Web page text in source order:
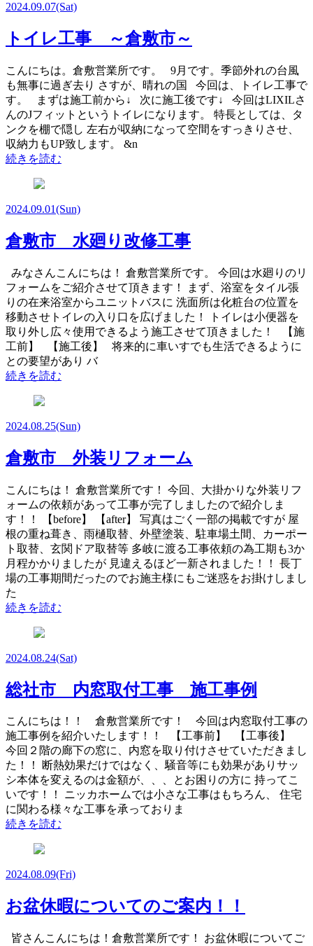
2024.09.07(Sat)
トイレ工事 ～倉敷市～
こんにちは。倉敷営業所です。 9月です。季節外れの台風
も無事に過ぎ去り さすが、晴れの国 今回は、トイレ工事で
す。 まずは施工前から↓ 次に施工後です↓ 今回はLIXILさ
んのJフィットというトイレになります。 特長としては、タ
ンクを棚で隠し 左右が収納になって空間をすっきりさせ、
収納力もUP致します。 &n
続きを読む
2024.09.01(Sun)
倉敷市 水廻り改修工事
みなさんこんにちは！ 倉敷営業所です。 今回は水廻りのリ
フォームをご紹介させて頂きます！ まず、浴室をタイル張
りの在来浴室からユニットバスに 洗面所は化粧台の位置を
移動させトイレの入り口を広げました！ トイレは小便器を
取り外し広々使用できるよう施工させて頂きました！ 【施
工前】 【施工後】 将来的に車いすでも生活できるように
との要望があり バ
続きを読む
2024.08.25(Sun)
倉敷市 外装リフォーム
こんにちは！ 倉敷営業所です！ 今回、大掛かりな外装リフ
ォームの依頼があって工事が完了しましたので紹介しま
す！！ 【before】 【after】 写真はごく一部の掲載ですが 屋
根の重ね葺き、雨樋取替、外壁塗装、駐車場土間、カーポー
ト取替、玄関ドア取替等 多岐に渡る工事依頼の為工期も3か
月程かかりましたが 見違えるほど一新されました！！ 長丁
場の工事期間だったのでお施主様にもご迷惑をお掛けしまし
た
続きを読む
2024.08.24(Sat)
総社市 内窓取付工事 施工事例
こんにちは！！ 倉敷営業所です！ 今回は内窓取付工事の
施工事例を紹介いたします！！ 【工事前】 【工事後】
今回２階の廊下の窓に、内窓を取り付けさせていただきまし
た！！ 断熱効果だけではなく、騒音等にも効果がありサッ
シ本体を変えるのは金額が、、、とお困りの方に 持ってこ
いです！！ ニッカホームでは小さな工事はもちろん、 住宅
に関わる様々な工事を承っておりま
続きを読む
2024.08.09(Fri)
お盆休暇についてのご案内！！
皆さんこんにちは！倉敷営業所です！ お盆休暇についてご